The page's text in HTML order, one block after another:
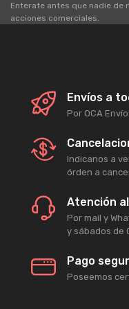
Enterate antes que nadie de
acciones comerciales.
Envíos a
Por OCA
Indicanos a
órden a
Atención
Por mail y
y sábados de
Pago
Poseemos